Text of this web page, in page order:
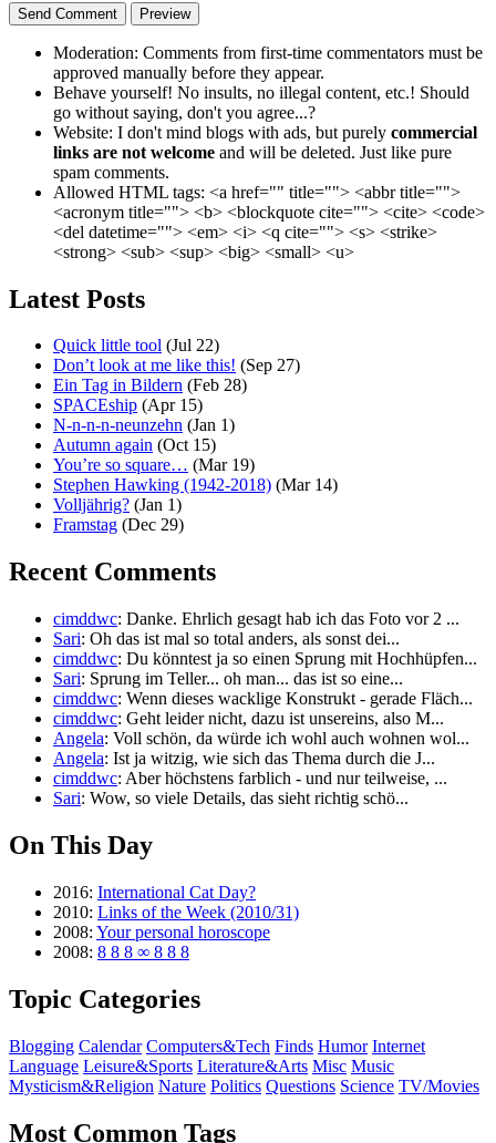
Moderation: Comments from first-time commentators must be
approved manually before they appear.
Behave yourself! No insults, no illegal content, etc.! Should
go without saying, don't you agree...?
Website: I don't mind blogs with ads, but purely commercial
links are not welcome and will be deleted. Just like pure
spam comments.
Allowed HTML tags: <a href="" title=""> <abbr title="">
<acronym title=""> <b> <blockquote cite=""> <cite> <code>
<del datetime=""> <em> <i> <q cite=""> <s> <strike>
<strong> <sub> <sup> <big> <small> <u>
Latest Posts
Quick little tool (Jul 22)
Don’t look at me like this! (Sep 27)
Ein Tag in Bildern (Feb 28)
SPACEship (Apr 15)
N-n-n-n-neunzehn (Jan 1)
Autumn again (Oct 15)
You’re so square… (Mar 19)
Stephen Hawking (1942-2018) (Mar 14)
Volljährig? (Jan 1)
Framstag (Dec 29)
Recent Comments
cimddwc: Danke. Ehrlich gesagt hab ich das Foto vor 2 ...
Sari: Oh das ist mal so total anders, als sonst dei...
cimddwc: Du könntest ja so einen Sprung mit Hochhüpfen...
Sari: Sprung im Teller... oh man... das ist so eine...
cimddwc: Wenn dieses wacklige Konstrukt - gerade Fläch...
cimddwc: Geht leider nicht, dazu ist unsereins, also M...
Angela: Voll schön, da würde ich wohl auch wohnen wol...
Angela: Ist ja witzig, wie sich das Thema durch die J...
cimddwc: Aber höchstens farblich - und nur teilweise, ...
Sari: Wow, so viele Details, das sieht richtig schö...
On This Day
2016: International Cat Day?
2010: Links of the Week (2010/31)
2008: Your personal horoscope
2008: 8 8 8 ∞ 8 8 8
Topic Categories
Blogging Calendar Computers&Tech Finds Humor Internet
Language Leisure&Sports Literature&Arts Misc Music
Mysticism&Religion Nature Politics Questions Science TV/Movies
Most Common Tags